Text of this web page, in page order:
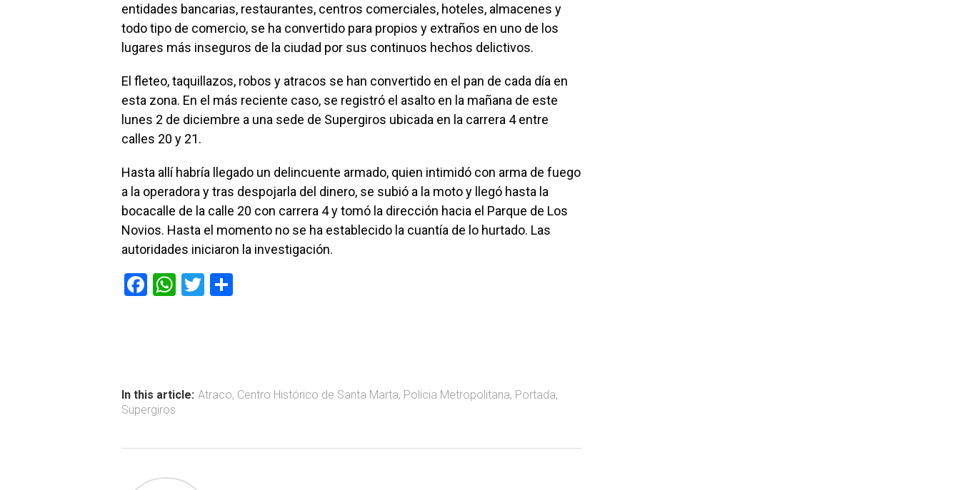
entidades bancarias, restaurantes, centros comerciales, hoteles, almacenes y
todo tipo de comercio, se ha convertido para propios y extraños en uno de los
lugares más inseguros de la ciudad por sus continuos hechos delictivos.
El fleteo, taquillazos, robos y atracos se han convertido en el pan de cada día en
esta zona. En el más reciente caso, se registró el asalto en la mañana de este
lunes 2 de diciembre a una sede de Supergiros ubicada en la carrera 4 entre
calles 20 y 21.
Hasta allí habría llegado un delincuente armado, quien intimidó con arma de fuego
a la operadora y tras despojarla del dinero, se subió a la moto y llegó hasta la
bocacalle de la calle 20 con carrera 4 y tomó la dirección hacia el Parque de Los
Novios. Hasta el momento no se ha establecido la cuantía de lo hurtado. Las
autoridades iniciaron la investigación.
F
ok
W
p
T
tir
In this article: Atraco, Centro Histórico de Santa Marta, Policia Metropolitana, Portada,
Supergiros